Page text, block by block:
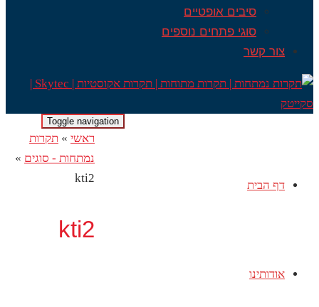
סיבים אופטיים
סוגי פתחים נוספים
צור קשר
Toggle navigation
דף הבית
אודותינו
ראשי » תקרות
נמתחות - סוגים »
kti2
kti2